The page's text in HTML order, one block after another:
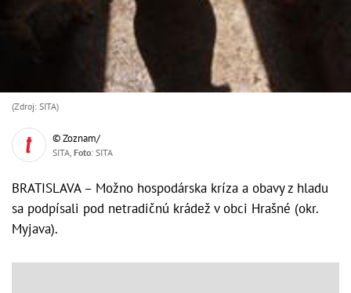
(Zdroj: SITA)
© Zoznam/
SITA, Foto: SITA
BRATISLAVA – Možno hospodárska kríza a obavy z hladu
sa podpísali pod netradičnú krádež v obci Hrašné (okr.
Myjava).